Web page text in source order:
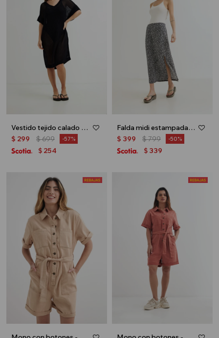
Vestido tejido calado - Negro
$ 299 $699 57
$ 254
Falda midi estampada - Negro
$ 399 $799 50
$ 339